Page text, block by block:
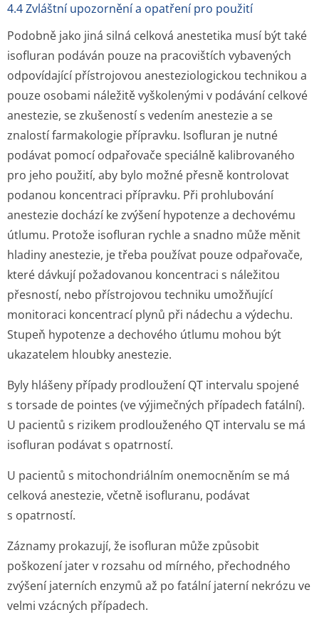
4.4 Zvláštní upozornění a opatření pro použití
Podobně jako jiná silná celková anestetika musí být také
isofluran podáván pouze na pracovištích vybavených
odpovídající přístrojovou anesteziologickou technikou a
pouze osobami náležitě vyškolenými v podávání celkové
anestezie, se zkušeností s vedením anestezie a se
znalostí farmakologie přípravku. Isofluran je nutné
podávat pomocí odpařovače speciálně kalibrovaného
pro jeho použití, aby bylo možné přesně kontrolovat
podanou koncentraci přípravku. Při prohlubování
anestezie dochází ke zvýšení hypotenze a dechovému
útlumu. Protože isofluran rychle a snadno může měnit
hladiny anestezie, je třeba používat pouze odpařovače,
které dávkují požadovanou koncentraci s náležitou
přesností, nebo přístrojovou techniku umožňující
monitoraci koncentrací plynů při nádechu a výdechu.
Stupeň hypotenze a dechového útlumu mohou být
ukazatelem hloubky anestezie.
Byly hlášeny případy prodloužení QT intervalu spojené
s torsade de pointes (ve výjimečných případech fatální).
U pacientů s rizikem prodlouženého QT intervalu se má
isofluran podávat s opatrností.
U pacientů s mitochondriálním onemocněním se má
celková anestezie, včetně isofluranu, podávat
s opatrností.
Záznamy prokazují, že isofluran může způsobit
poškození jater v rozsahu od mírného, přechodného
zvýšení jaterních enzymů až po fatální jaterní nekrózu ve
velmi vzácných případech.